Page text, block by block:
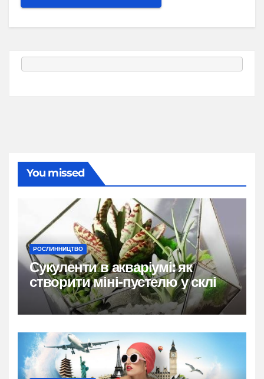
You missed
РОСЛИННИЦТВО
Сукуленти в акваріумі: як
створити міні-пустелю у склі